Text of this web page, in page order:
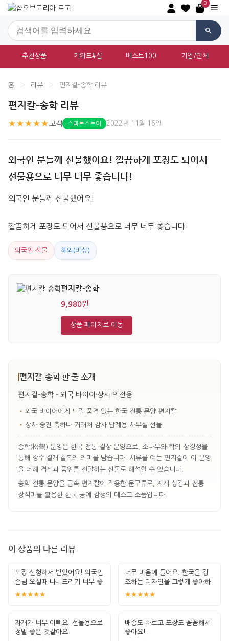
0
추천상품 키워드#샵 베스트100 기업/단체
홈 › 리뷰 › 편지칼-송학 리뷰
편지칼-송학 리뷰
★★★★★ 고객 스마트스토어 2022년 11월 16일
외국인 분들께 선물했어요! 깔끔하게 포장도 되어서
선물용으로 너무 너무 좋습니다!
외국인 분들께 선물했어요!
깔끔하게 포장도 되어서 선물용으로 너무 너무 좋습니다!
외국인 선물 해외(미상)
편지칼-송학
9,980원
상품 페이지로 이동
편지칼-송학 한 줄 소개
편지칼-송학 - 외국 바이어·상사 의전용
• 외국 바이어에게 드릴 품격 있는 한국 전통 문양 편지칼
• 상사 승진 축하나 거래처 감사 답례용 사무실 선물
송학(松鶴) 문양은 한국 전통 길상 문양으로, 소나무와 학의 상징성을
통해 장수·절개·길복의 의미를 담습니다. 서류를 여는 편지칼에 이 문양
을 더해 격식과 품위를 전달하는 선물로 해석할 수 있습니다.
송학 전통 문양을 금속 편지칼에 적용한 문구류로, 자개 상감과 전통
장식미를 활용한 한국 공예 감성의 데스크 소품입니다.
이 상품의 다른 리뷰
포장 신청해서 받았어요! 외국인
손님 오실때 나눠드리기 너무 좋
아요!!
★★★★★
너무 마음에 들어요. 한국을 강
조하는 디자인을 그렇게 좋아하
지 않는데 얘
★★★★★
자개가 너무 이뻐요. 선물용으로
정말 좋은 것같아요
배송도 빠르고 포장도 꼼꼼해서
좋아요!!